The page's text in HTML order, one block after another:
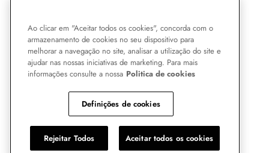
Ao clicar em "Aceitar todos os cookies", concorda com o
armazenamento de cookies no seu dispositivo para
melhorar a navegação no site, analisar a utilização do site e
ajudar nas nossas iniciativas de marketing. Para mais
informações consulte a nossa Politica de cookies
Definições de cookies
Rejeitar Todos Aceitar todos os cookies